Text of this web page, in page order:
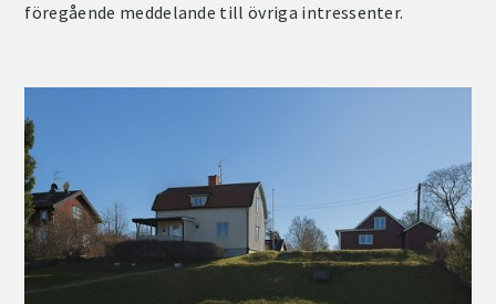
föregående meddelande till övriga intressenter.